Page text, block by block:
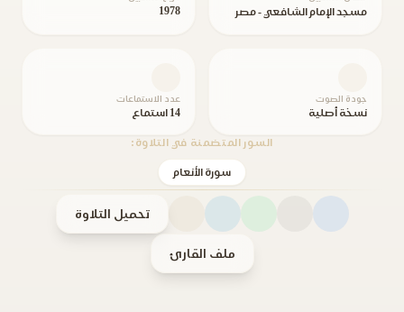
مسجد الإمام الشافعي - مصر 1978
جودة الصوت
نسخة أصلية
عدد الاستماعات
14 استماع
السور المتضمنة في التلاوة:
سورة الأنعام
تحميل التلاوة
ملف القارئ